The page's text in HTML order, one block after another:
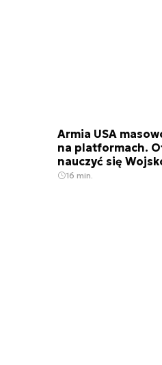
Armia USA
na platformach.
nauczyć się
16 min.